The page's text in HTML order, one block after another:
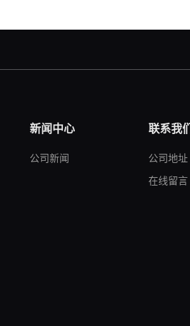
新闻中心
公司新闻
联系我们
公司地址
在线留言